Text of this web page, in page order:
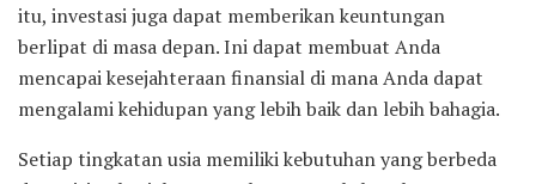
itu, investasi juga dapat memberikan keuntungan
berlipat di masa depan. Ini dapat membuat Anda
mencapai kesejahteraan finansial di mana Anda dapat
mengalami kehidupan yang lebih baik dan lebih bahagia.
Setiap tingkatan usia memiliki kebutuhan yang berbeda